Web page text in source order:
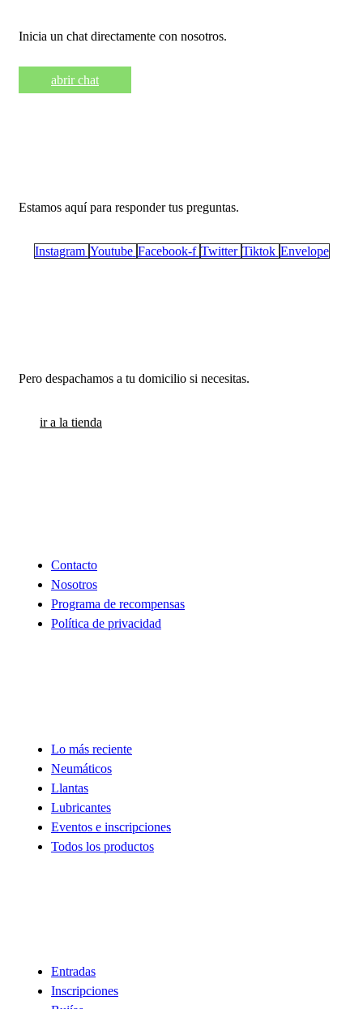
Inicia un chat directamente con nosotros.
abrir chat
Estamos aquí para responder tus preguntas.
Instagram Youtube Facebook-f Twitter Tiktok Envelope
Pero despachamos a tu domicilio si necesitas.
ir a la tienda
Contacto
Nosotros
Programa de recompensas
Política de privacidad
Lo más reciente
Neumáticos
Llantas
Lubricantes
Eventos e inscripciones
Todos los productos
Entradas
Inscripciones